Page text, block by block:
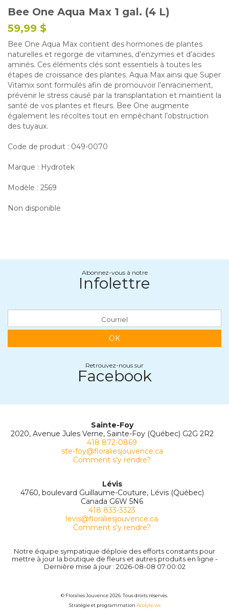
Nous joindre
Bee One Aqua Max 1 gal. (4 L)
59,99 $
Bee One Aqua Max contient des hormones de plantes
naturelles et regorge de vitamines, d’enzymes et d’acides
aminés. Ces éléments clés sont essentiels à toutes les
étapes de croissance des plantes. Aqua Max ainsi que Super
Vitamix sont formulés afin de promouvoir l’enracinement,
prévenir le stress causé par la transplantation et maintient la
santé de vos plantes et fleurs. Bee One augmente
également les récoltes tout en empêchant l’obstruction
des tuyaux.
Code de produit : 049-0070
Marque : Hydrotek
Modèle : 2569
Non disponible
Abonnez-vous à notre
Infolettre
OK
Retrouvez-nous sur
Facebook
Sainte-Foy
2020, Avenue Jules Verne, Sainte-Foy (Québec) G2G 2R2
418 872-0869
ste-foy@floraliesjouvence.ca
Comment s'y rendre?
Lévis
4760, boulevard Guillaume-Couture, Lévis (Québec)
Canada G6W 5N6
418 833-3323
levis@floraliesjouvence.ca
Comment s'y rendre?
Notre équipe sympatique déploie des efforts constants pour
mettre à jour la boutique de fleurs et autres produits en ligne -
Dernière mise à jour : 2026-08-08 07:00:02
© Floralies Jouvence 2026. Tous droits réservés.
Stratégie et programmation Acolyte.ws